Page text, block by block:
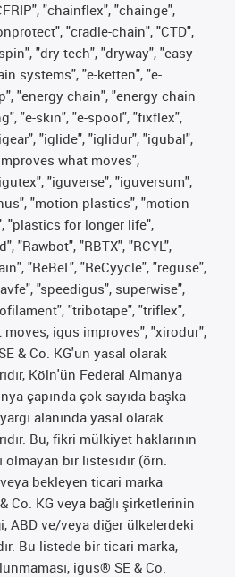
"chainflex", "chainge",
"cradle-chain", "CTD",
"dry-tech", "dryway", "easy
systems", "e-ketten", "e-
"energy chain", "energy chain
"e-skin", "e-spool", "fixflex",
"iglide", "iglidur", "igubal",
what moves",
"iguverse", "iguversum",
"motion plastics", "motion
"plastics for longer life",
"Rawbot", "RBTX", "RCYL",
"ReBeL", "ReCyycle", "reguse",
"speedigus", superwise",
"tribotape", "triflex",
igus improves", "xirodur",
& Co. KG'un yasal olarak
Köln'ün Federal Almanya
çapında çok sayıda başka
alanında yasal olarak
Bu, fikri mülkiyet haklarının
olmayan bir listesidir (örn.
bekleyen ticari marka
Co. KG veya bağlı şirketlerinin
ABD ve/veya diğer ülkelerdeki
Bu listede bir ticari marka,
igus® SE & Co.